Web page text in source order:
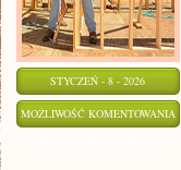
STYCZEŃ - 8 - 2026
MOŻLIWOŚĆ KOMENTOWANIA